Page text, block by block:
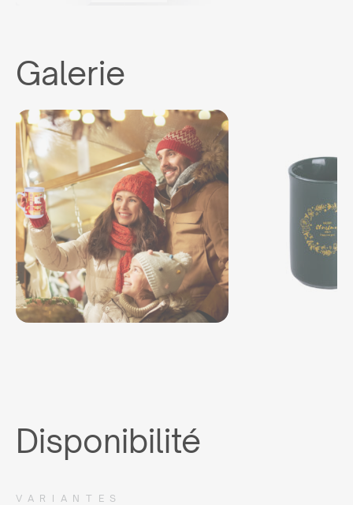
Galerie
Disponibilité
VARIANTES